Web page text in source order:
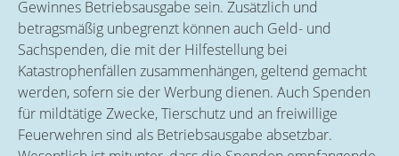
Gewinnes Betriebsausgabe sein. Zusätzlich und
betragsmäßig unbegrenzt können auch Geld- und
Sachspenden, die mit der Hilfestellung bei
Katastrophenfällen zusammenhängen, geltend gemacht
werden, sofern sie der Werbung dienen. Auch Spenden
für mildtätige Zwecke, Tierschutz und an freiwillige
Feuerwehren sind als Betriebsausgabe absetzbar.